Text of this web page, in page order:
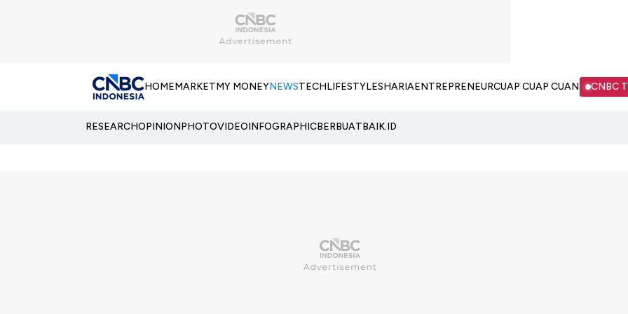
HOMEMARKETMY MONEYNEWSTECHLIFESTYLESHARIAENTREPRENEURCUAP CUAP CUAN CNBC
RESEARCHOPINIONPHOTOVIDEOINFOGRAPHICBERBUATBAIK.ID